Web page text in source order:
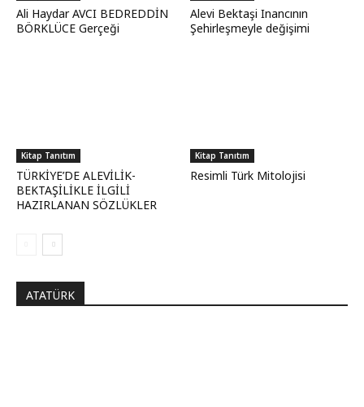
Ali Haydar AVCI BEDREDDİN
BÖRKLÜCE Gerçeği
Alevi Bektaşi Inancının
Şehirleşmeyle değişimi
Kitap Tanıtım
TÜRKİYE’DE ALEVİLİK-
BEKTAŞİLİKLE İLGİLİ
HAZIRLANAN SÖZLÜKLER
Kitap Tanıtım
Resimli Türk Mitolojisi
ATATÜRK